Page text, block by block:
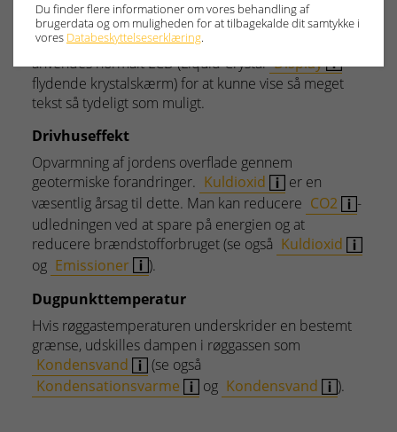
Display
Digitalt Display
i en reguleringsenhed. Der
anvendes normalt LCD (Liquid Crystal Display
–
flydende krystalskærm) for at kunne vise så meget
tekst så tydeligt som muligt.
Drivhuseffekt
Opvarmning af jordens overflade gennem
geotermiske forandringer. Kuldioxid
er en
væsentlig årsag til dette. Man kan reducere CO2
-
udledningen ved at spare på energien og at
reducere brændstofforbruget (se også Kuldioxid
og Emissioner
).
Dugpunkttemperatur
Hvis røggastemperaturen underskrider en bestemt
grænse, udskilles dampen i røggassen som
Kondensvand
(se også
Kondensationsvarme
og Kondensvand ).
Du finder flere informationer om vores behandling af
brugerdata og om muligheden for at tilbagekalde dit samtykke i
vores Databeskyttelseserklæring.